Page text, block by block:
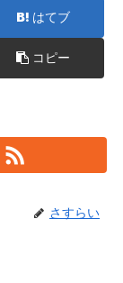
はてブ
コピー
さすらい